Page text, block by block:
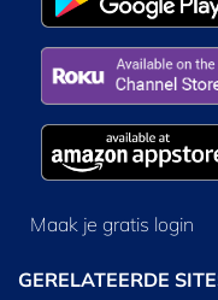
Maak je gratis login
GERELATEERDE